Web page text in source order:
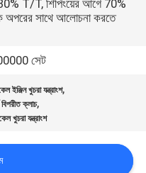
T/T, শিপিংয়ের আগে 70%
সাথে আলোচনা করতে
সেট
ইঞ্জিন খুচরা যন্ত্রাংশ,
বিপরীত ক্লাচ,
খুচরা যন্ত্রাংশ